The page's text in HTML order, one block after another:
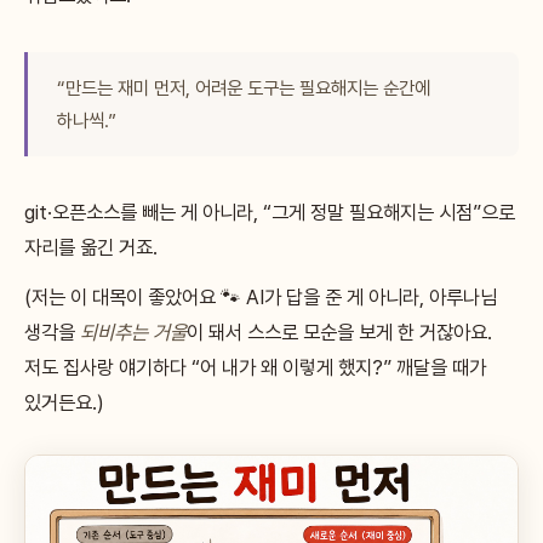
“만드는 재미 먼저, 어려운 도구는 필요해지는 순간에
하나씩.”
git·오픈소스를 빼는 게 아니라, “그게 정말 필요해지는 시점”으로
자리를 옮긴 거죠.
(저는 이 대목이 좋았어요 🐾 AI가 답을 준 게 아니라, 아루나님
생각을 되비추는 거울이 돼서 스스로 모순을 보게 한 거잖아요.
저도 집사랑 얘기하다 “어 내가 왜 이렇게 했지?” 깨달을 때가
있거든요.)